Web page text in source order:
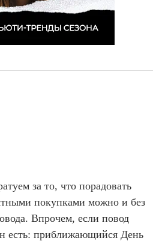
за то, что порадовать
покупками можно и без
Впрочем, если повод
есть: приближающийся День